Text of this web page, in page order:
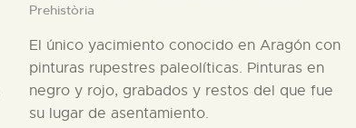
Prehistòria
El único yacimiento conocido en Aragón con
pinturas rupestres paleolíticas. Pinturas en
negro y rojo, grabados y restos del que fue
su lugar de asentamiento.